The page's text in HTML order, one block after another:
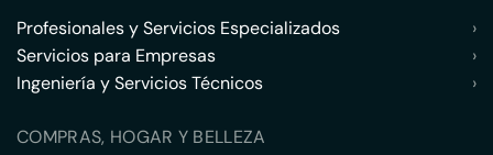
Profesionales y Servicios Especializados
›
Servicios para Empresas
›
Ingeniería y Servicios Técnicos
›
COMPRAS, HOGAR Y BELLEZA